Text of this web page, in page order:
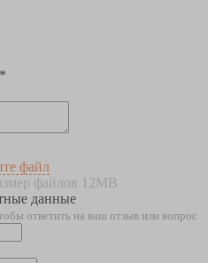
файл
файлов 12MB
данные
ответить на ваш отзыв или вопрос